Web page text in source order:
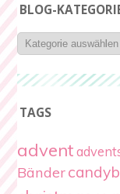
BLOG-
Blog-
Kategorien
TAGS
advent
Bänder